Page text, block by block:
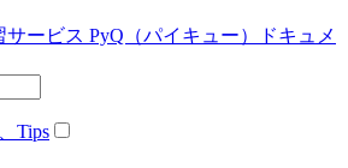
サービス PyQ（パイキュー）ドキュメ
Tips